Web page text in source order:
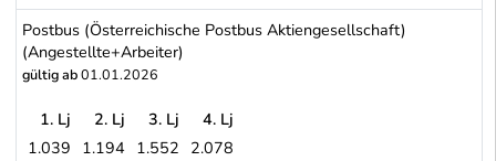
WIEN - Stadtwerke: Energieversorgung (Strom, Gas), Mobilität
Postbus (Österreichische Postbus Aktiengesellschaft)
(Angestellte+Arbeiter)
gültig ab01.01.2026
1. Lj 2. Lj 3. Lj
4. Lj
1.039 1.194 1.552 2.078